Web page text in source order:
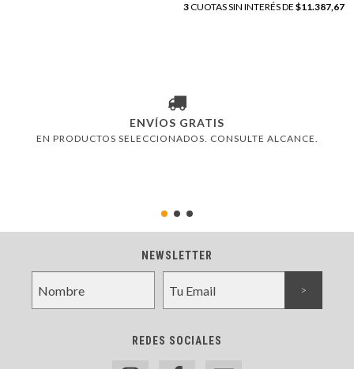
3CUOTAS SIN INTERÉS DE $11.387,67
ENVÍOS GRATIS
EN PRODUCTOS SELECCIONADOS. CONSULTE ALCANCE.
NEWSLETTER
REDES SOCIALES